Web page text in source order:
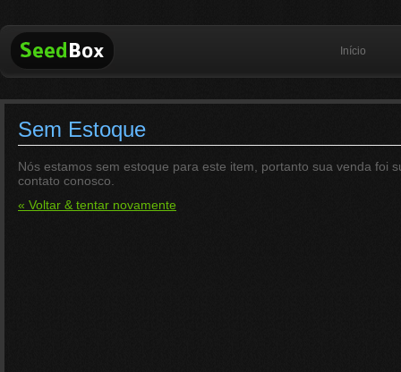
Início
Sem Estoque
Nós estamos sem estoque para este item, portanto sua venda foi
contato conosco.
« Voltar & tentar novamente